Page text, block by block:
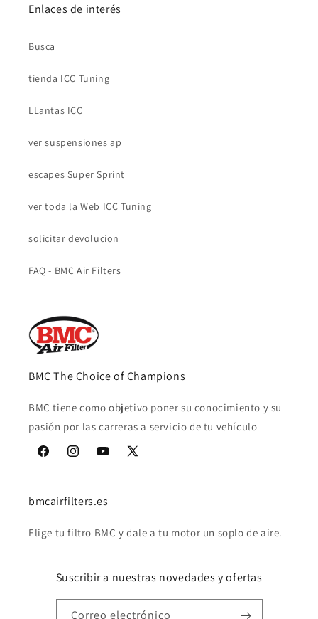
Enlaces de interés
Busca
tienda ICC Tuning
LLantas ICC
ver suspensiones ap
escapes Super Sprint
ver toda la Web ICC Tuning
solicitar devolucion
FAQ - BMC Air Filters
BMC The Choice of Champions
BMC tiene como objetivo poner su conocimiento y su
pasión por las carreras a servicio de tu vehículo
FacebookInstagramYouTube
X
bmcairfilters.es
Elige tu filtro BMC y dale a tu motor un soplo de aire.
Suscribir a nuestras novedades y ofertas
Correo electrónico